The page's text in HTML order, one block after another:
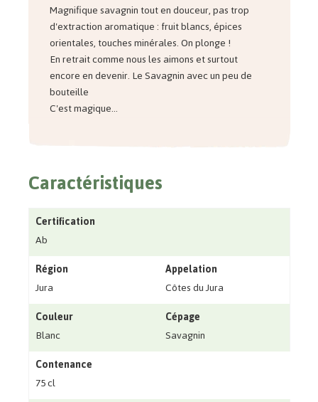
Magnifique savagnin tout en douceur, pas trop
d'extraction aromatique : fruit blancs, épices
orientales, touches minérales. On plonge !
En retrait comme nous les aimons et surtout
encore en devenir. Le Savagnin avec un peu de
bouteille
C'est magique...
Caractéristiques
Certification
Ab
Région
Jura
Appelation
Côtes du Jura
Couleur
Blanc
Cépage
Savagnin
Contenance
75 cl